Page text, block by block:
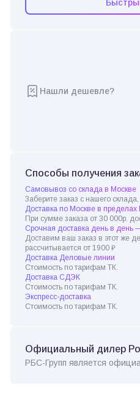
Нашли дешевле?
Способы получения
Самовывоз со склада в Москве
Заберите заказ с нашего
Доставка по Москве в
При сумме заказа от 30 000р.
Срочная доставка день в день
Доставим ваш заказ в этот же
рассчитывается от 1900 ₽
Доставка Деловые линии
Стоимость по тарифам ТК.
Доставка СДЭК
Стоимость по тарифам ТК.
Экспресс-доставка
Стоимость по тарифам ТК.
Официальный дилер
РБС-Групп является